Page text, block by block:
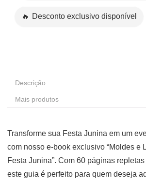
🔥 Desconto exclusivo disponível
Descrição
Mais produtos
Transforme sua Festa Junina em um
com nosso e-book exclusivo “Moldes e
Festa Junina”. Com 60 páginas
este guia é perfeito para quem deseja